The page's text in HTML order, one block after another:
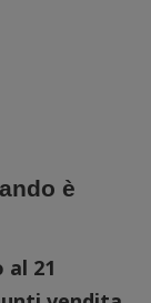
è
al 21